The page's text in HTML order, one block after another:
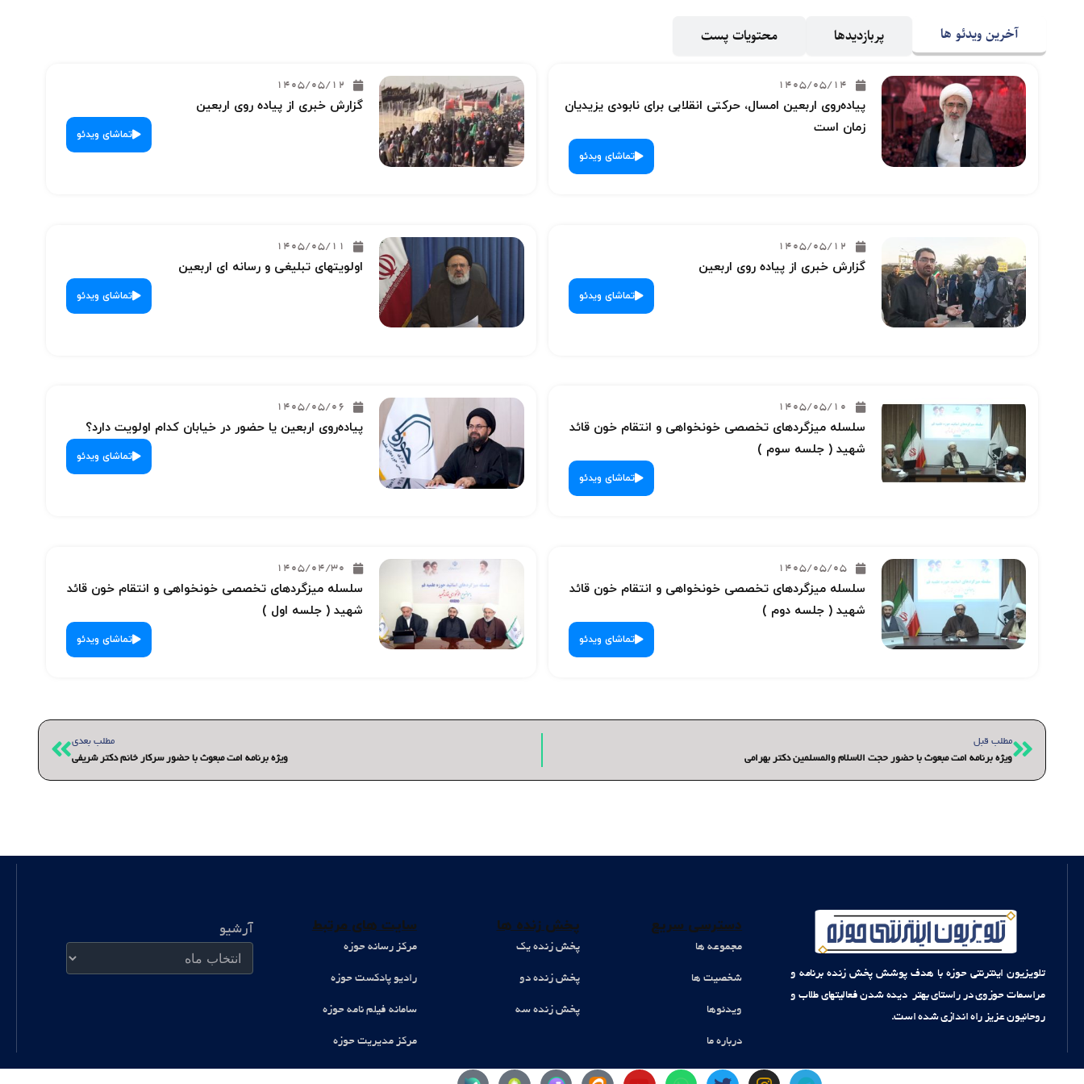
آخرین ویدئو ها پربازدیدها محتویات پست
1405/05/14
پیاده‌روی اربعین امسال، حرکتی انقلابی برای نابودی یزیدیان
زمان است
تماشای ویدئو
1405/05/12
گزارش خبری از پیاده روی اربعین
تماشای ویدئو
1405/05/12
گزارش خبری از پیاده روی اربعین
تماشای ویدئو
1405/05/11
اولویتهای تبلیغی و رسانه ای اربعین
تماشای ویدئو
1405/05/10
سلسله میزگردهای تخصصی خونخواهی و انتقام خون قائد
شهید ( جلسه سوم )
تماشای ویدئو
1405/05/06
پیاده‌روی اربعین یا حضور در خیابان کدام اولویت دارد؟
تماشای ویدئو
1405/05/05
سلسله میزگردهای تخصصی خونخواهی و انتقام خون قائد
شهید ( جلسه دوم )
تماشای ویدئو
1405/04/30
سلسله میزگردهای تخصصی خونخواهی و انتقام خون قائد
شهید ( جلسه اول )
تماشای ویدئو
قبلیمطلب قبل
ویژه برنامه امت مبعوث با حضور حجت الاسلام والمسلمین دکتر بهرامی
مطلب بعدی
ویژه برنامه امت مبعوث با حضور سرکار خانم دکتر شریفی
بعدی
تلویزیون اینترنتی حوزه با هدف پوشش پخش زنده برنامه و
مراسمات حوزوی در راستای بهتر دیده شدن فعالیتهای طلاب و
روحانیون عزیز راه اندازی شده است.
دسترسی سریع
مجموعه ها
شخصیت ها
ویدئوها
درباره ما
پخش زنده ها
پخش زنده یک
پخش زنده دو
پخش زنده سه
سایت های مرتبط
مرکز رسانه حوزه
رادیو پادکست حوزه
سامانه فیلم نامه حوزه
مرکز مدیریت حوزه
آرشیو
آرشیو
T
I
T
W
Y